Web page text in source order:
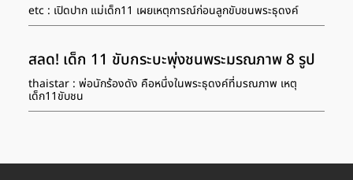
etc : เปิดปาก แม่เด็ก11 เผยเหตุการณ์ก่อนลูกขับชนพระธุดงค์
สลด! เด็ก 11 ขับกระบะพุ่งชนพระมรณภาพ 8 รูป
thaistar : พ่อนักร้องดัง คือหนึ่งในพระธุดงค์ที่มรณภาพ เหตุ
เด็ก11ขับชน